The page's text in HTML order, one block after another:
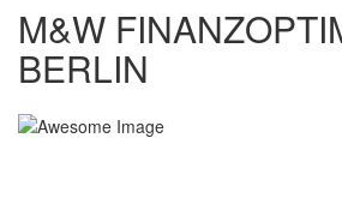
M&W
BERLIN